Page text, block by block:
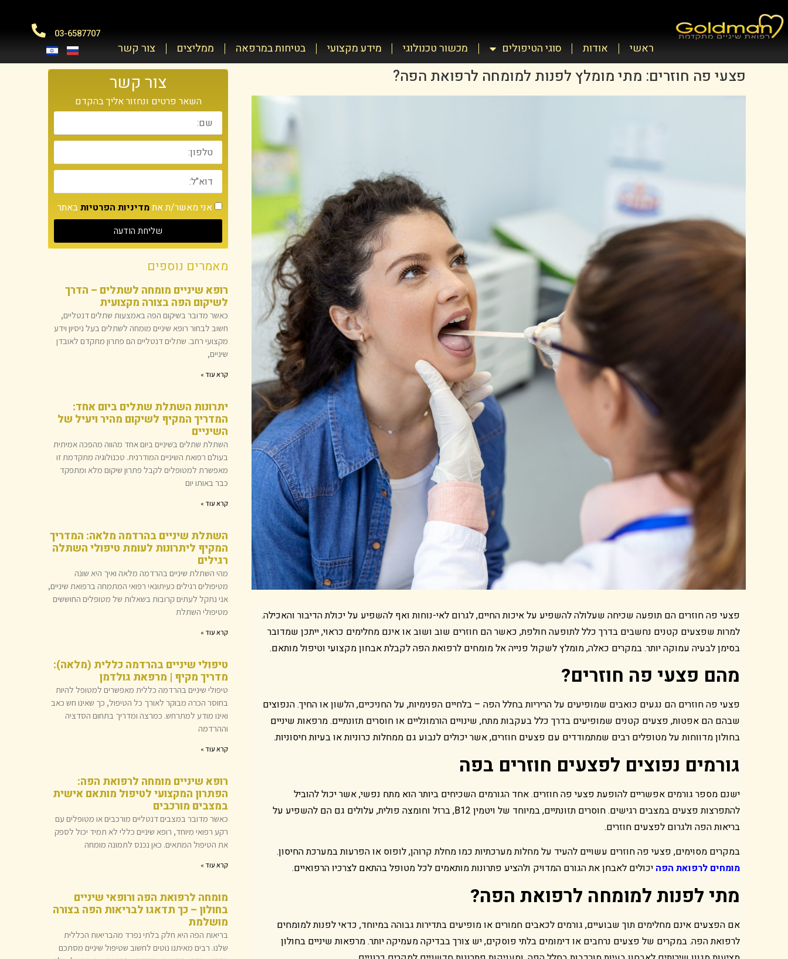
ראשי אודות סוגי הטיפולים מכשור טכנולוגי מידע מקצועי בטיחות במרפאה ממליצים צור קשר
03-6587707
פצעי פה חוזרים: מתי מומלץ לפנות למומחה לרפואת הפה?
פצעי פה חוזרים הם תופעה שכיחה שעלולה להשפיע על איכות החיים, לגרום לאי-נוחות ואף להשפיע על יכולת הדיבור והאכילה.
למרות שפצעים קטנים נחשבים בדרך כלל לתופעה חולפת, כאשר הם חוזרים שוב ושוב או אינם מחלימים כראוי, ייתכן שמדובר
בסימן לבעיה עמוקה יותר. במקרים כאלה, מומלץ לשקול פנייה אל מומחים לרפואת הפה לקבלת אבחון מקצועי וטיפול מותאם.
מהם פצעי פה חוזרים?
פצעי פה חוזרים הם נגעים כואבים שמופיעים על הריריות בחלל הפה – בלחיים הפנימיות, על החניכיים, הלשון או החיך. הנפוצים
שבהם הם אפטות, פצעים קטנים שמופיעים בדרך כלל בעקבות מתח, שינויים הורמונליים או חוסרים תזונתיים. מרפאות שיניים
בחולון מדווחות על מטופלים רבים שמתמודדים עם פצעים חוזרים, אשר יכולים לנבוע גם ממחלות כרוניות או בעיות חיסוניות.
גורמים נפוצים לפצעים חוזרים בפה
ישנם מספר גורמים אפשריים להופעת פצעי פה חוזרים. אחד הגורמים השכיחים ביותר הוא מתח נפשי, אשר יכול להוביל
להתפרצות פצעים במצבים רגישים. חוסרים תזונתיים, במיוחד של ויטמין B12, ברזל וחומצה פולית, עלולים גם הם להשפיע על
בריאות הפה ולגרום לפצעים חוזרים.
במקרים מסוימים, פצעי פה חוזרים עשויים להעיד על מחלות מערכתיות כמו מחלת קרוהן, לופוס או הפרעות במערכת החיסון.
מומחים לרפואת הפה יכולים לאבחן את הגורם המדויק ולהציע פתרונות מותאמים לכל מטופל בהתאם לצרכיו הרפואיים.
מתי לפנות למומחה לרפואת הפה?
אם הפצעים אינם מחלימים תוך שבועיים, גורמים לכאבים חמורים או מופיעים בתדירות גבוהה במיוחד, כדאי לפנות למומחים
לרפואת הפה. במקרים של פצעים נרחבים או דימומים בלתי פוסקים, יש צורך בבדיקה מעמיקה יותר. מרפאות שיניים בחולון
צור קשר
השאר פרטים ונחזור אליך בהקדם
אני מאשר/ת אתמדיניות הפרטיותבאתר
שליחת הודעה
מאמרים נוספים
רופא שיניים מומחה לשתלים – הדרך
לשיקום הפה בצורה מקצועית
כאשר מדובר בשיקום הפה באמצעות שתלים דנטליים,
חשוב לבחור רופא שיניים מומחה לשתלים בעל ניסיון וידע
מקצועי רחב. שתלים דנטליים הם פתרון מתקדם לאובדן
שיניים,
קרא עוד »
יתרונות השתלת שתלים ביום אחד:
המדריך המקיף לשיקום מהיר ויעיל של
השיניים
השתלת שתלים בשיניים ביום אחד מהווה מהפכה אמיתית
בעולם רפואת השיניים המודרנית. טכנולוגיה מתקדמת זו
מאפשרת למטופלים לקבל פתרון שיקום מלא ומתפקד
כבר באותו יום
קרא עוד »
השתלת שיניים בהרדמה מלאה: המדריך
המקיף ליתרונות לעומת טיפולי השתלה
רגילים
מהי השתלת שיניים בהרדמה מלאה ואיך היא שונה
מטיפולים רגילים כעיתונאי רפואי המתמחה ברפואת שיניים,
אני נתקל לעתים קרובות בשאלות של מטופלים החוששים
מטיפולי השתלת
קרא עוד »
טיפולי שיניים בהרדמה כללית (מלאה):
מדריך מקיף | מרפאת גולדמן
טיפולי שיניים בהרדמה כללית מאפשרים למטופל להיות
בחוסר הכרה מבוקר לאורך כל הטיפול, כך שאינו חש כאב
ואינו מודע למתרחש. כמרצה ומדריך בתחום הסדציה
וההרדמה
קרא עוד »
רופא שיניים מומחה לרפואת הפה:
הפתרון המקצועי לטיפול מותאם אישית
במצבים מורכבים
כאשר מדובר במצבים דנטליים מורכבים או מטופלים עם
רקע רפואי מיוחד, רופא שיניים כללי לא תמיד יכול לספק
את הטיפול המתאים. כאן נכנס לתמונה מומחה
קרא עוד »
מומחה לרפואת הפה ורופאי שיניים
בחולון – כך תדאגו לבריאות הפה בצורה
מושלמת
בריאות הפה היא חלק בלתי נפרד מהבריאות הכללית
שלנו. רבים מאיתנו נוטים לחשוב שטיפול שיניים מסתכם